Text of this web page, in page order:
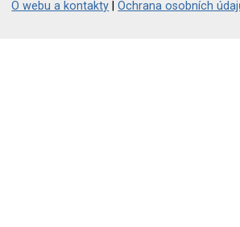
O webu a kontakty |Ochrana osobních